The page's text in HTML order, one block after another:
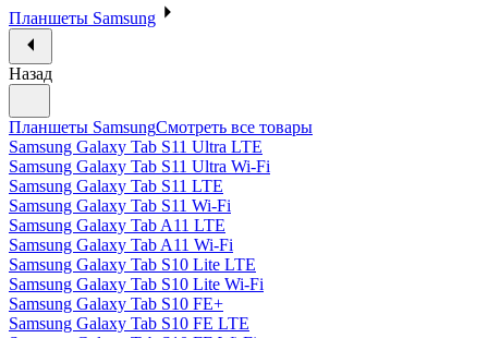
Планшеты Samsung
Назад
Планшеты SamsungСмотреть все товары
Samsung Galaxy Tab S11 Ultra LTE
Samsung Galaxy Tab S11 Ultra Wi-Fi
Samsung Galaxy Tab S11 LTE
Samsung Galaxy Tab S11 Wi-Fi
Samsung Galaxy Tab A11 LTE
Samsung Galaxy Tab A11 Wi-Fi
Samsung Galaxy Tab S10 Lite LTE
Samsung Galaxy Tab S10 Lite Wi-Fi
Samsung Galaxy Tab S10 FE+
Samsung Galaxy Tab S10 FE LTE